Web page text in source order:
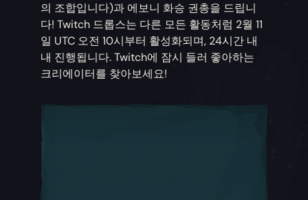
의 조합입니다)과 에보니 화승 권총을 드립니
다! Twitch 드롭스는 다른 모든 활동처럼 2월 11
일 UTC 오전 10시부터 활성화되며, 24시간 내
내 진행됩니다. Twitch에 잠시 들러 좋아하는
크리에이터를 찾아보세요!